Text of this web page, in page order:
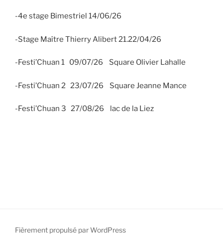
-4e stage Bimestriel 14/06/26
-Stage Maître Thierry Alibert 21.22/04/26
-Festi’Chuan 1 09/07/26 Square Olivier Lahalle
-Festi’Chuan 2 23/07/26 Square Jeanne Mance
-Festi’Chuan 3 27/08/26 lac de la Liez
Fièrement propulsé par WordPress